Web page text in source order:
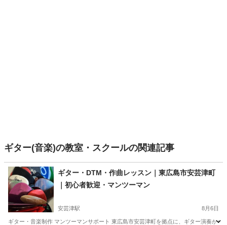
ギター(音楽)の教室・スクールの関連記事
ギター・DTM・作曲レッスン｜東広島市安芸津町
｜初心者歓迎・マンツーマン
安芸津駅 8月6日
ギター・音楽制作 マンツーマンサポート 東広島市安芸津町を拠点に、ギター演奏か